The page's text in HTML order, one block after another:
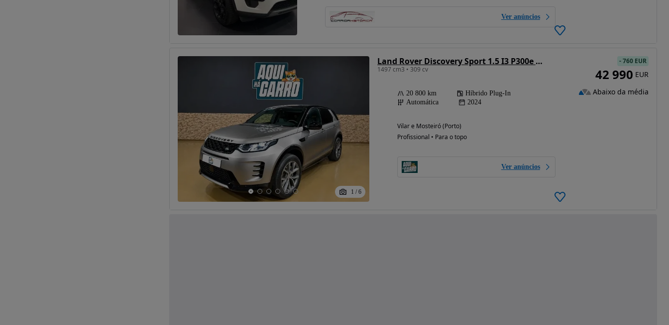
Ver anúncios
1 / 6
Land Rover Discovery Sport 1.5 I3 P300e AWD R-Dynamic HSE
1497 cm3 • 309 cv
20 800 km
Híbrido Plug-In
Automática
2024
Vilar e Mosteiró (Porto)
Profissional • Para o topo
Ver anúncios
-760 EUR
42 990 EUR
Abaixo da média